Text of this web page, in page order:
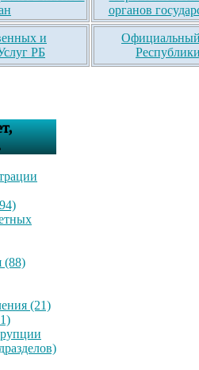
органов
и
РБ
Официальный
(88)
(21)